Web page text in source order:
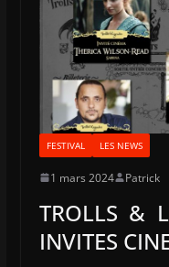
FESTIVAL LES NEWS
1 mars 2024 Patrick
TROLLS &
INVITES